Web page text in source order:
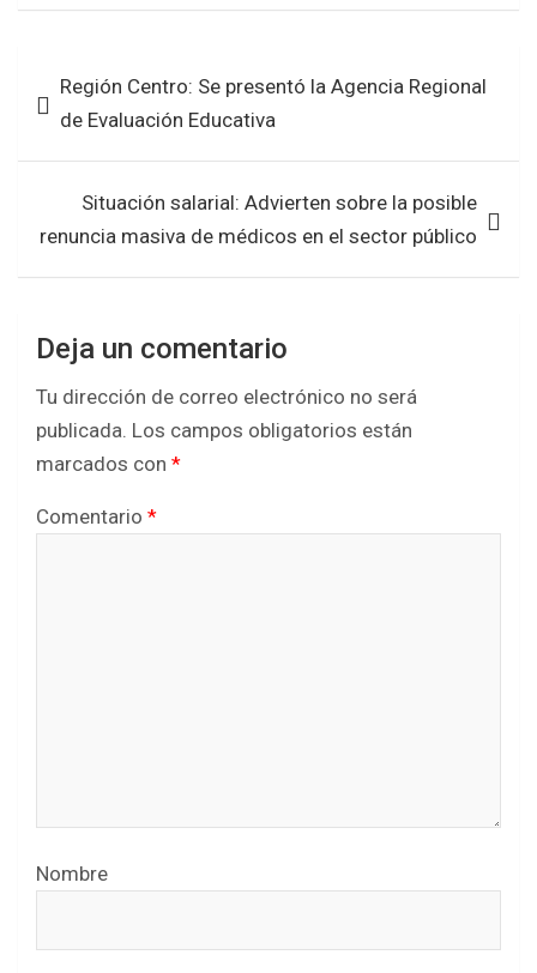
ce
o
o
k
tt at
A
p
p
ar
de Región Centro: Se presentó la Agencia Regional
de Evaluación Educativa
Situación salarial: Advierten sobre la posible
renuncia masiva de médicos en el sector público
Deja un comentario
Tu dirección de correo electrónico no será
publicada. Los campos obligatorios están
marcados con *
Comentario *
Nombre